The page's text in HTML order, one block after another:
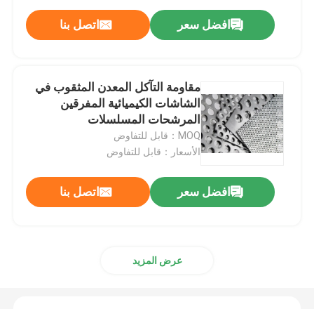
افضل سعر اتصل بنا
مقاومة التآكل المعدن المثقوب في
الشاشات الكيميائية المفرقين
المرشحات المسلسلات
MOQ：قابل للتفاوض
الأسعار：قابل للتفاوض
افضل سعر اتصل بنا
عرض المزيد